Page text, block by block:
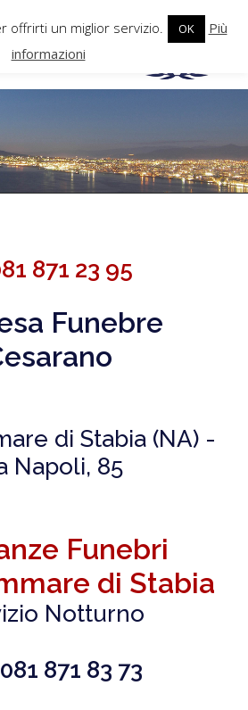
871 23 95
Funebre
di Stabia (NA) -
Napoli, 85
Funebri
di Stabia
Notturno
081 871 83 73
offrirti un miglior servizio. OK
Più
informazioni